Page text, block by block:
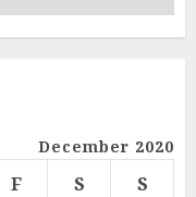
December 2020
F S
S